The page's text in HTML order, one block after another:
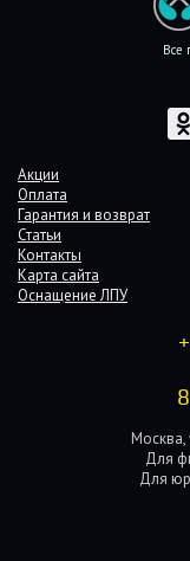
Все
Акции
Оплата
Гарантия и возврат
Статьи
Контакты
Карта сайта
Оснащение ЛПУ
Москва,
Для
Для